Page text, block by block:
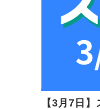
【3月7日